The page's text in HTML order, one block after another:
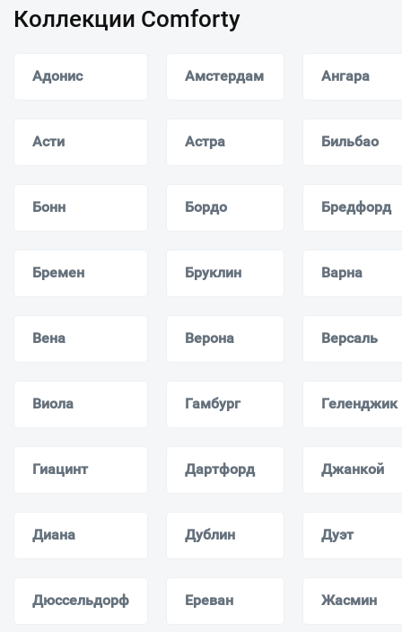
Коллекции Comforty
Адонис Амстердам Ангара
Асти Астра Бильбао
Бонн Бордо Бредфорд
Бремен Бруклин Варна
Вена Верона Версаль
Виола Гамбург Геленджик
Гиацинт Дартфорд Джанкой
Диана Дублин Дуэт
Дюссельдорф Ереван Жасмин